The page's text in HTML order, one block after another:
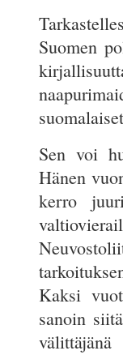
Suomen
Sen voi
Hänen
kerro
Kaksi
sanoin